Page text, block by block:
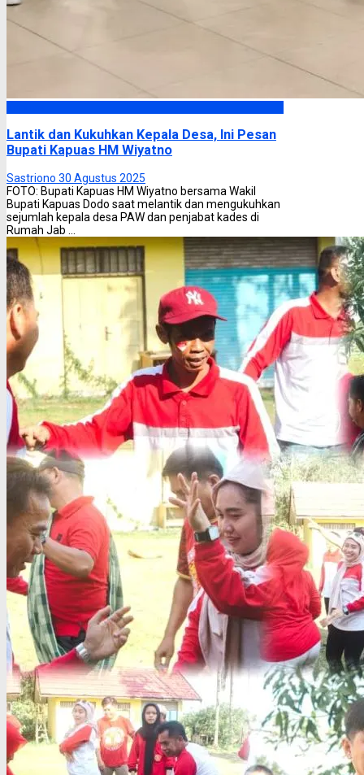
Lantik dan Kukuhkan Kepala Desa, Ini Pesan
Bupati Kapuas HM Wiyatno
Sastriono 30 Agustus 2025
FOTO: Bupati Kapuas HM Wiyatno bersama Wakil
Bupati Kapuas Dodo saat melantik dan mengukuhkan
sejumlah kepala desa PAW dan penjabat kades di
Rumah Jab ...